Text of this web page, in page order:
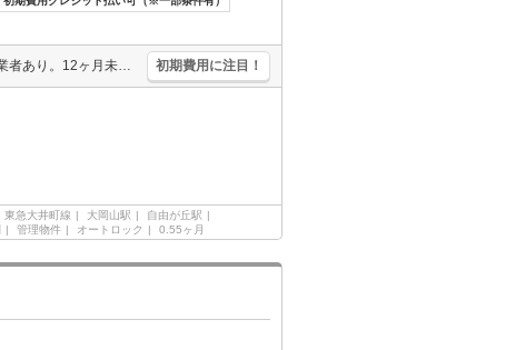
礼金0・敷金0・仲介手数料0。インターネットWi-Fi無料。引越指定業者あり。12ヶ月未満の解約時、違約金家賃+管理費の1ヶ月分発生。人気のデザイナーズ賃貸。退室時清掃料104,060円。 初期費用に注目！
東急大井町線 大岡山駅
自由が丘駅
管理物件 オートロック 0.55ヶ月